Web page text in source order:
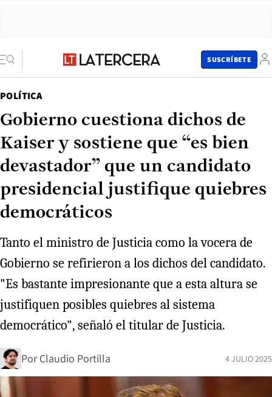
SUSCRÍBETE
POLÍTICA
Gobierno cuestiona dichos de
Kaiser y sostiene que “es bien
devastador” que un candidato
presidencial justifique quiebres
democráticos
Tanto el ministro de Justicia como la vocera de
Gobierno se refirieron a los dichos del candidato.
"Es bastante impresionante que a esta altura se
justifiquen posibles quiebres al sistema
democrático", señaló el titular de Justicia.
Por Claudio Portilla 4 JULIO 2025